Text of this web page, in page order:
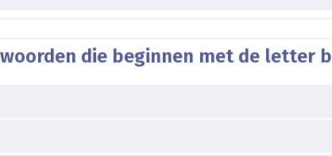
die beginnen met de letter b